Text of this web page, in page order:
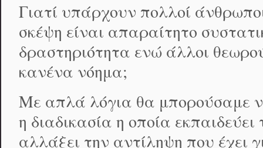
Γιατί υπάρχουν πολλοί
σκέψη είναι απαραίτητο
δραστηριότητα ενώ άλλοι
κανένα νόημα;
Με απλά λόγια θα μπορούσαμε
η διαδικασία η οποία
αλλάξει την αντίληψη που έχει